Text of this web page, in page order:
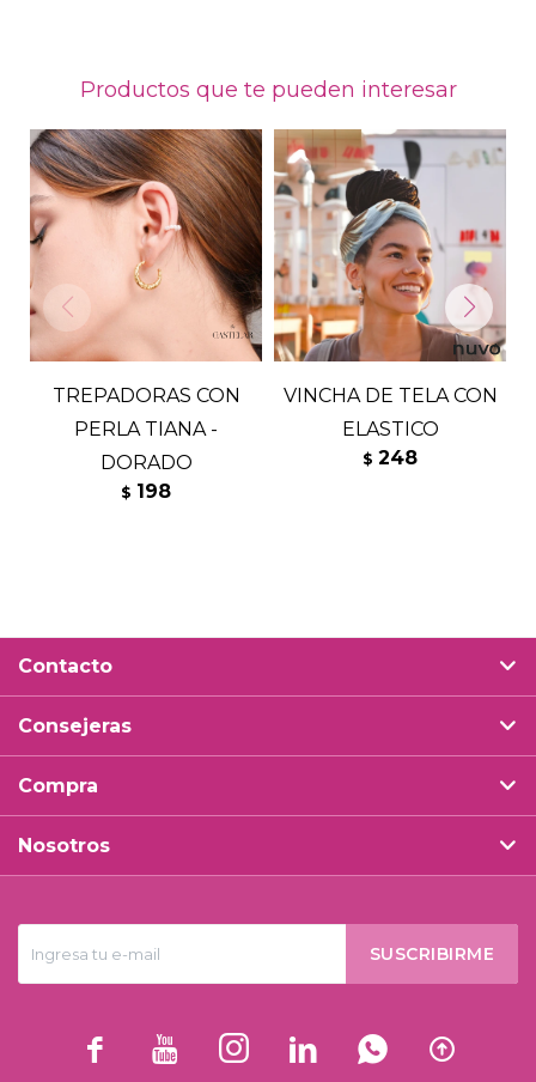
Productos que te pueden interesar
TREPADORAS CON
PERLA TIANA -
DORADO
$ 198
VINCHA DE TELA CON
ELASTICO
$ 248
SUSCRIBIRME
     
Contacto
Consejeras
Compra
Nosotros